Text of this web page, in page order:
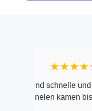
★★★★★
schnelle und
kamen bis